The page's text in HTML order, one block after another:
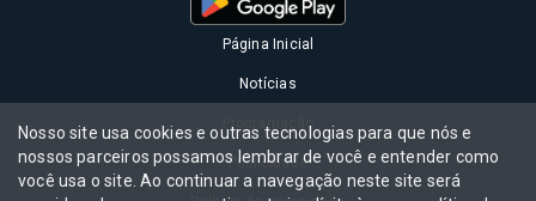
Página Inicial
Notícias
Programação
Publicidade
Nosso site usa cookies e outras tecnologias para que nós e
nossos parceiros possamos lembrar de você e entender como
você usa o site. Ao continuar a navegação neste site será